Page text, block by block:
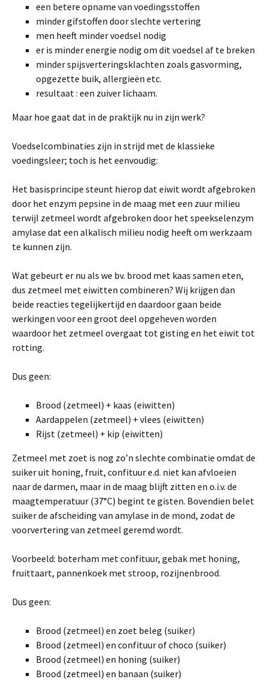
een betere opname van voedingsstoffen
minder gifstoffen door slechte vertering
men heeft minder voedsel nodig
er is minder energie nodig om dit voedsel af te breken
minder spijsverteringsklachten zoals gasvorming,
opgezette buik, allergieën etc.
resultaat : een zuiver lichaam.
Maar hoe gaat dat in de praktijk nu in zijn werk?
Voedselcombinaties zijn in strijd met de klassieke
voedingsleer; toch is het eenvoudig:
Het basisprincipe steunt hierop dat eiwit wordt afgebroken
door het enzym pepsine in de maag met een zuur milieu
terwijl zetmeel wordt afgebroken door het speekselenzym
amylase dat een alkalisch milieu nodig heeft om werkzaam
te kunnen zijn.
Wat gebeurt er nu als we bv. brood met kaas samen eten,
dus zetmeel met eiwitten combineren? Wij krijgen dan
beide reacties tegelijkertijd en daardoor gaan beide
werkingen voor een groot deel opgeheven worden
waardoor het zetmeel overgaat tot gisting en het eiwit tot
rotting.
Dus geen:
Brood (zetmeel) + kaas (eiwitten)
Aardappelen (zetmeel) + vlees (eiwitten)
Rijst (zetmeel) + kip (eiwitten)
Zetmeel met zoet is nog zo’n slechte combinatie omdat de
suiker uit honing, fruit, confituur e.d. niet kan afvloeien
naar de darmen, maar in de maag blijft zitten en o.i.v. de
maagtemperatuur (37°C) begint te gisten. Bovendien belet
suiker de afscheiding van amylase in de mond, zodat de
voorvertering van zetmeel geremd wordt.
Voorbeeld: boterham met confituur, gebak met honing,
fruittaart, pannenkoek met stroop, rozijnenbrood.
Dus geen:
Brood (zetmeel) en zoet beleg (suiker)
Brood (zetmeel) en confituur of choco (suiker)
Brood (zetmeel) en honing (suiker)
Brood (zetmeel) en banaan (suiker)